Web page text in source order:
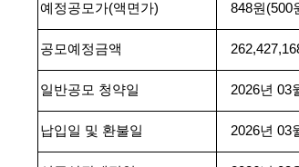
예정공모가(액면가) 848원 (500
공모예정금액
일반공모 청약일 2026년 03
납입일 및 환불일 2026년03